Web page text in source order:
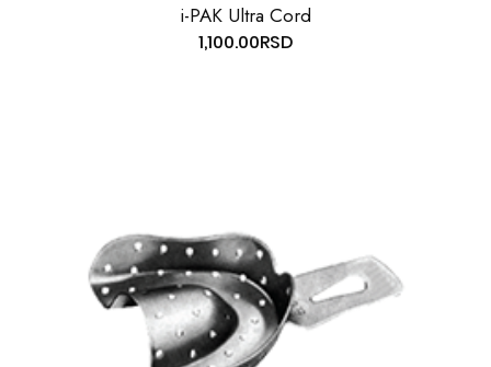
i-PAK Ultra Cord
1,100.00RSD